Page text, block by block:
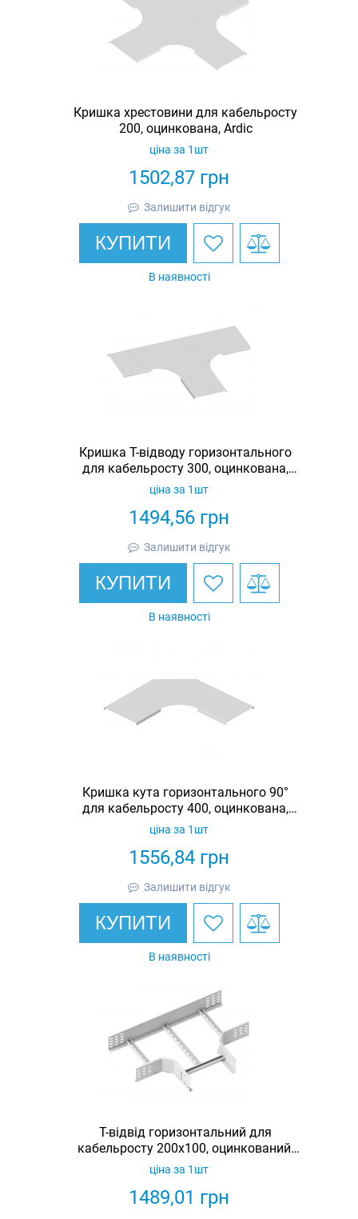
Кришка хрестовини для кабельросту
200, оцинкована, Ardic
1502,87 грн
ціна за 1шт
Залишити відгук
КУПИТИ
В наявності
Кришка Т-відводу горизонтального
для кабельросту 300, оцинкована,
Ardic
1494,56 грн
ціна за 1шт
Залишити відгук
КУПИТИ
В наявності
Кришка кута горизонтального 90°
для кабельросту 400, оцинкована,
Ardic
1556,84 грн
ціна за 1шт
Залишити відгук
КУПИТИ
В наявності
Т-відвід горизонтальний для
кабельросту 200х100, оцинкований,
Ardic
1489,01 грн
ціна за 1шт